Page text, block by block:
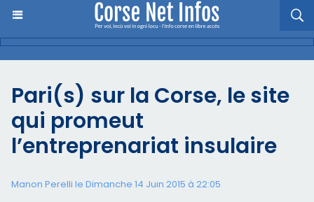
Pari(s) sur la Corse, le site
qui promeut
l’entreprenariat insulaire
Manon Perelli le Dimanche 14 Juin 2015 à 22:05